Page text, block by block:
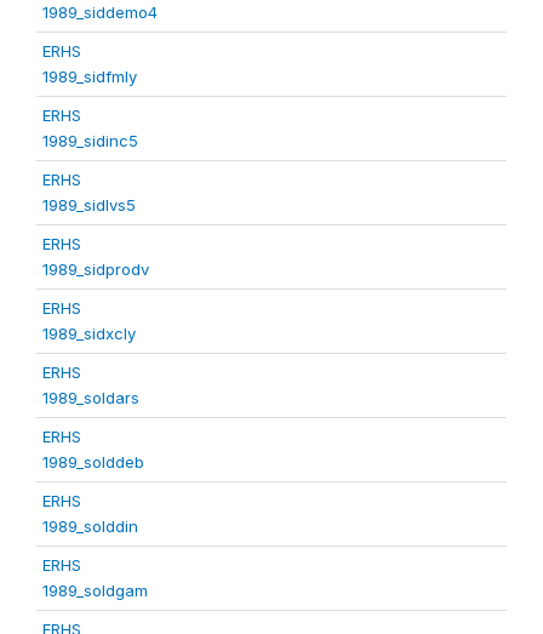
1989_siddemo4
ERHS
1989_sidfmly
ERHS
1989_sidinc5
ERHS
1989_sidlvs5
ERHS
1989_sidprodv
ERHS
1989_sidxcly
ERHS
1989_soldars
ERHS
1989_solddeb
ERHS
1989_solddin
ERHS
1989_soldgam
ERHS